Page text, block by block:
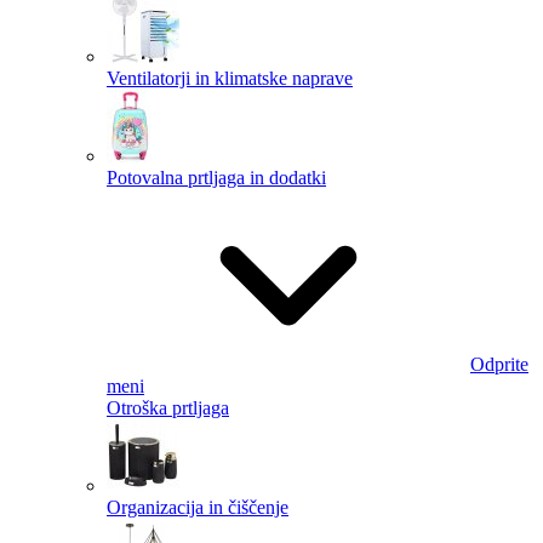
Ventilatorji in klimatske naprave
Potovalna prtljaga in dodatki
Odprite
meni
Otroška prtljaga
Organizacija in čiščenje